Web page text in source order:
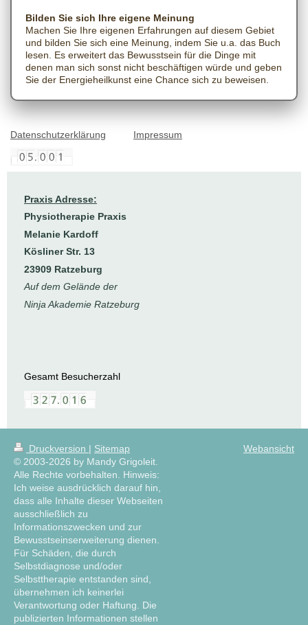
Bilden Sie sich Ihre eigene Meinung
Machen Sie Ihre eigenen Erfahrungen auf diesem Gebiet
und bilden Sie sich eine Meinung, indem Sie u.a. das Buch
lesen. Es erweitert das Bewusstsein für die Dinge mit
denen man sich sonst nicht beschäftigen würde und geben
Sie der Energieheilkunst eine Chance sich zu beweisen.
Datenschutzerklärung Impressum
Praxis Adresse:
Physiotherapie Praxis
Melanie Kardoff
Kösliner Str. 13
23909 Ratzeburg
Auf dem Gelände der
Ninja Akademie Ratzeburg
Gesamt Besucherzahl
Druckversion | Sitemap
© 2003-2026 by Mandy Grigoleit.
Alle Rechte vorbehalten. Hinweis:
Ich weise ausdrücklich darauf hin,
dass alle Inhalte dieser Webseiten
ausschließlich zu
Informationszwecken und zur
Bewusstseinserweiterung dienen.
Für Schäden, die durch
Selbstdiagnose und/oder
Selbsttherapie entstanden sind,
übernehmen ich keinerlei
Verantwortung oder Haftung. Die
publizierten Informationen stellen
Webansicht